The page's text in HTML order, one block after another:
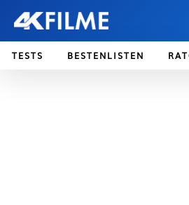
TESTS BESTENLISTEN